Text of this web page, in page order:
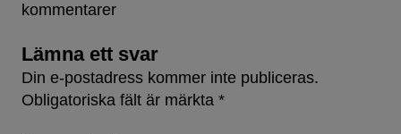
kommentarer
Lämna ett svar
Din e-postadress kommer inte publiceras.
Obligatoriska fält är märkta *